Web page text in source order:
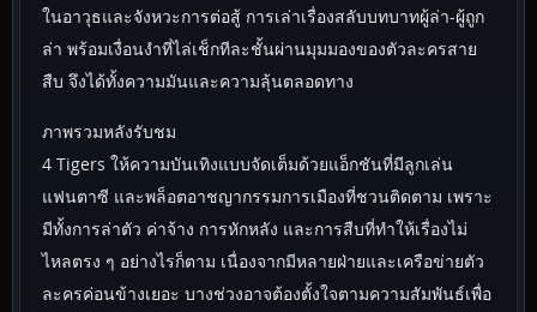
ในอาวุธและจังหวะการต่อสู้ การเล่าเรื่องสลับบทบาทผู้ล่า-ผู้ถูก
ล่า พร้อมเงื่อนงำที่ไล่เช็กทีละชั้นผ่านมุมมองของตัวละครสาย
สืบ จึงได้ทั้งความมันและความลุ้นตลอดทาง
ภาพรวมหลังรับชม
4 Tigers ให้ความบันเทิงแบบจัดเต็มด้วยแอ็กชันที่มีลูกเล่น
แฟนตาซี และพล็อตอาชญากรรมการเมืองที่ชวนติดตาม เพราะ
มีทั้งการล่าตัว ค่าจ้าง การหักหลัง และการสืบที่ทำให้เรื่องไม่
ไหลตรง ๆ อย่างไรก็ตาม เนื่องจากมีหลายฝ่ายและเครือข่ายตัว
ละครค่อนข้างเยอะ บางช่วงอาจต้องตั้งใจตามความสัมพันธ์เพื่อ